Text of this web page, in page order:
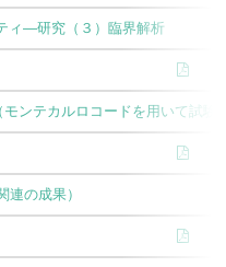
ィ—研究（３）臨界解析
ンテカルロコードを用いて試
の成果）